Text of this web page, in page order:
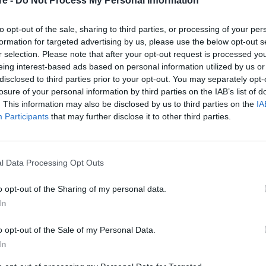
opt-out of the sale, sharing to third parties, or processing of your
for targeted advertising by us, please use the below opt-out
selection. Please note that after your opt-out request is processed
interest-based ads based on personal information utilized by us
to third parties prior to your opt-out. You may separately
of your personal information by third parties on the IAB’s list of
This information may also be disclosed by us to third parties on the
Participants that may further disclose it to other third parties.
Data Processing Opt Outs
opt-out of the Sharing of my personal data.
opt-out of the Sale of my Personal Data.
γόβες της από λεπτό βελούδο.
και γυαλιά ηλίου από τον οίκο Bvlgari,
και έντονο όγκο. Η κόκκινη απόχρωση στα
πινελιά.